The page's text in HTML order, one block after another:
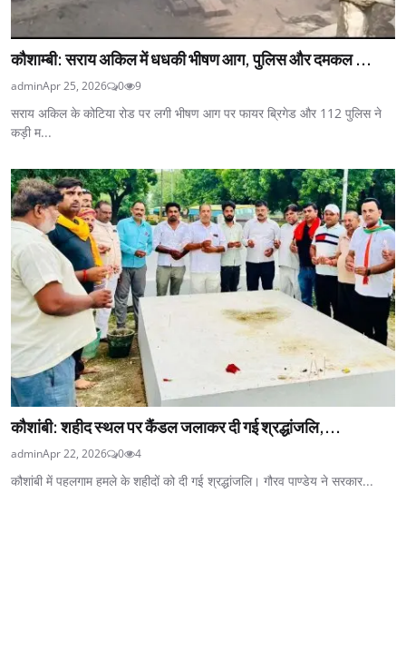
कौशाम्बी: सराय अकिल में धधकी भीषण आग, पुलिस और दमकल ...
adminApr 25, 2026 0 9
सराय अकिल के कोटिया रोड पर लगी भीषण आग पर फायर ब्रिगेड और 112 पुलिस ने
कड़ी म...
कौशांबी: शहीद स्थल पर कैंडल जलाकर दी गई श्रद्धांजलि,...
adminApr 22, 2026 0 4
कौशांबी में पहलगाम हमले के शहीदों को दी गई श्रद्धांजलि। गौरव पाण्डेय ने सरकार...